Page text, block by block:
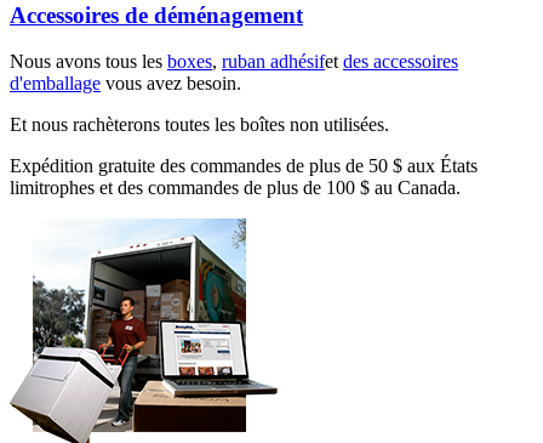
Accessoires de déménagement
Nous avons tous les boxes, ruban adhésifetdes accessoires
d'emballage vous avez besoin.
Et nous rachèterons toutes les boîtes non utilisées.
Expédition gratuite des commandes de plus de 50 $ aux États
limitrophes et des commandes de plus de 100 $ au Canada.